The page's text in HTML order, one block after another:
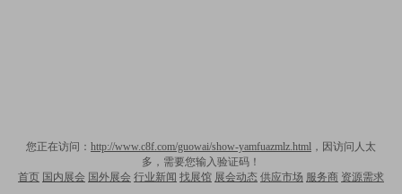
您正在访问： http://www.c8f.com/guowai/show-yamfuazmlz.html ，因访问人太
多，需要您输入验证码！
首页 国内展会 国外展会 行业新闻 找展馆 展会动态 供应市场 服务商 资源需求